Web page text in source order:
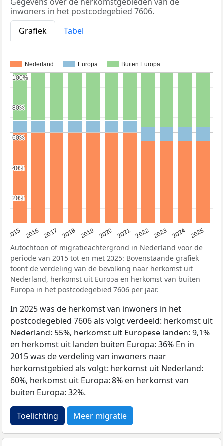
inwoners in het postcodegebied 7606.
Grafiek
Tabel
Nederland Europa Buiten Europa
2015 2016 2017 2018 2019 2020 2021 2022 2023 2024 2025
20%
20%
40%
40%
60%
60%
80%
80%
100%
100%
Autochtoon of migratieachtergrond in Nederland voor de
periode van 2015 tot en met 2025: Bovenstaande grafiek
toont de verdeling van de bevolking naar herkomst uit
Nederland, herkomst uit Europa en herkomst van buiten
Europa in het postcodegebied 7606 per jaar.
In 2025 was de herkomst van inwoners in het
postcodegebied 7606 als volgt verdeeld: herkomst uit
Nederland: 55%, herkomst uit Europese landen: 9,1%
en herkomst uit landen buiten Europa: 36% En in
2015 was de verdeling van inwoners naar
herkomstgebied als volgt: herkomst uit Nederland:
60%, herkomst uit Europa: 8% en herkomst van
buiten Europa: 32%.
Toelichting Meer migratie